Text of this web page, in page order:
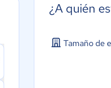
¿A quién
Tamaño de